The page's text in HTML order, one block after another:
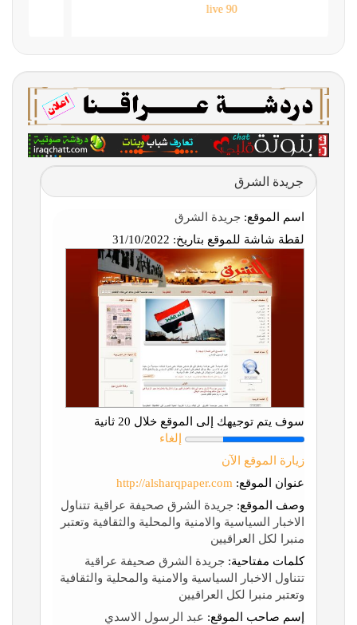
جريدة الشرق
اسم الموقع: جريدة الشرق
لقطة شاشة للموقع بتاريخ:
سوف يتم توجيهك إلى الموقع خلال 20 ثانية
إلغاء
زيارة الموقع الآن
عنوان الموقع: http://alsharqpaper.com
وصف الموقع: جريدة الشرق صحيفة عراقية تتناول
الاخبار السياسية والامنية والمحلية والثقافية وتعتبر
منبرا لكل العراقيين
كلمات مفتاحية: جريدة الشرق صحيفة عراقية
تتناول الاخبار السياسية والامنية والمحلية والثقافية
وتعتبر منبرا لكل العراقيين
إسم صاحب الموقع: عبد الرسول الاسدي